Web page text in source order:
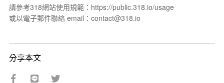
請參考318網站使用規範：https://public.318.io/usage
或以電子郵件聯絡 email：contact@318.io
分享本文